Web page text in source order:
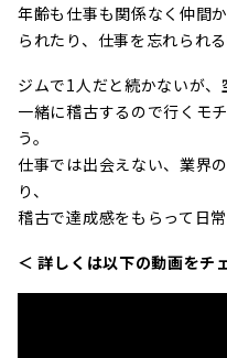
年齢も仕事も関係なく仲間
られたり、仕事を忘れられ
ジムで1人だと続かないが
一緒に稽古するので行くモ
う。
仕事では出会えない、業界
り、
稽古で達成感をもらって日
＜ 詳しくは以下の動画をチ